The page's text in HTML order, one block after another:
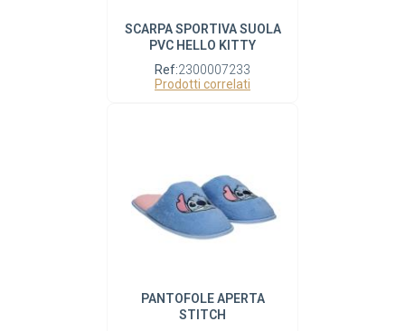
SCARPA SPORTIVA SUOLA
PVC HELLO KITTY
Ref:2300007233
Prodotti correlati
PANTOFOLE APERTA
STITCH